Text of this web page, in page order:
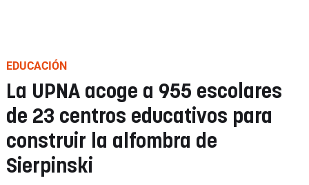
EDUCACIÓN
La UPNA acoge a 955 escolares
de 23 centros educativos para
construir la alfombra de
Sierpinski